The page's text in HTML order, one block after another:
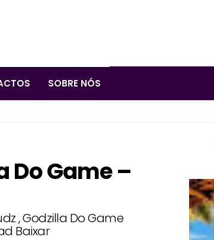
SOBRE NÓS
Do Game –
, Godzilla Do Game
Baixar